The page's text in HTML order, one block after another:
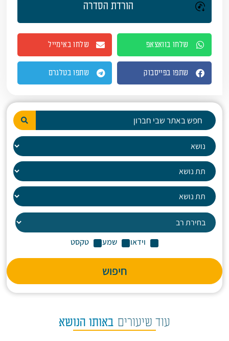
הורדת הסדרה
שלחו בוואצאפ שלחו באימייל
שתפו בפייסבוק שתפו בטלגרם
וידאו שמע טקסט
חיפוש
עוד שיעורים באותו הנושא